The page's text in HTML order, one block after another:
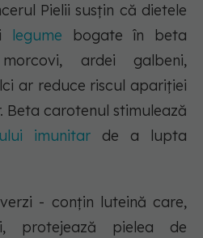
Pielii susțin că dietele
legume bogate în beta
ardei galbeni,
ar reduce riscul apariției
Beta carotenul stimulează
imunitar de a lupta
- conțin luteină care,
protejează pielea de